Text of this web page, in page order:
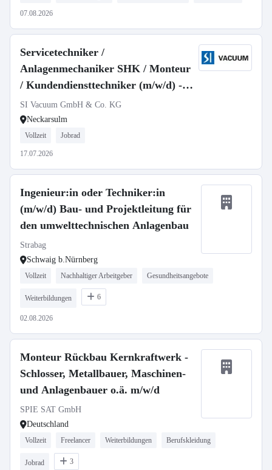
07.08.2026
Servicetechniker /
Anlagenmechaniker SHK / Monteur
/ Kundendiensttechniker (m/w/d) -
Anlagenbau & Gebäudetechnik
SI Vacuum GmbH & Co. KG
Neckarsulm
Vollzeit Jobrad
17.07.2026
Ingenieur:in oder Techniker:in
(m/w/d) Bau- und Projektleitung für
den umwelttechnischen Anlagenbau
Strabag
Schwaig b.Nürnberg
Vollzeit Nachhaltiger Arbeitgeber Gesundheitsangebote
Weiterbildungen 6
02.08.2026
Monteur Rückbau Kernkraftwerk -
Schlosser, Metallbauer, Maschinen-
und Anlagenbauer o.ä. m/w/d
SPIE SAT GmbH
Deutschland
Vollzeit Freelancer Weiterbildungen Berufskleidung
Jobrad 3